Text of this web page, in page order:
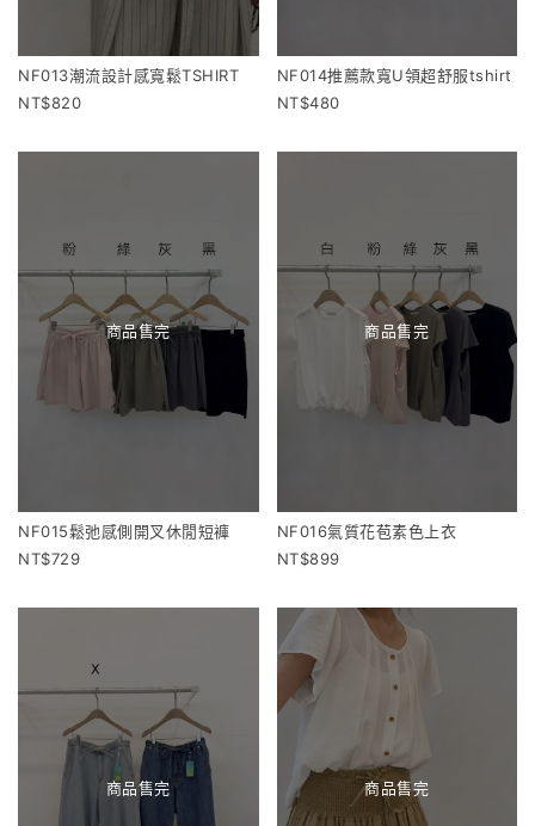
NF013潮流設計感寬鬆TSHIRT
820
NF014推薦款寬U領超舒服tshirt
480
商品售完
NF015鬆弛感側開叉休閒短褲
729
商品售完
NF016氣質花苞素色上衣
899
商品售完 商品售完